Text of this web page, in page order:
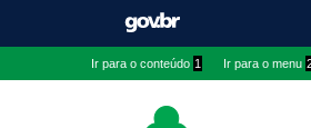
Ir para o conteúdo 1 Ir para o menu